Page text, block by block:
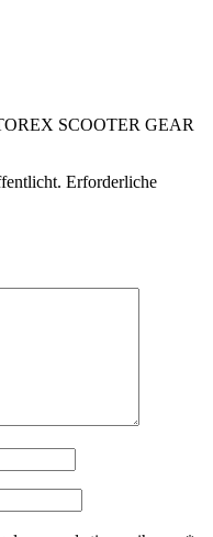
SCOOTER GEAR
Erforderliche